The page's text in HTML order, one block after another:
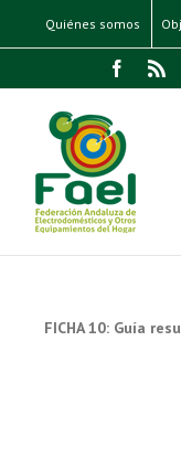
Quiénes somos
FICHA 10: Guía